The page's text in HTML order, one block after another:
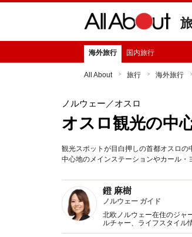
海外旅行 国内旅行
All About 旅行 海外旅行
ノルウェー ／オスロ
オスロ観光の中
観光スポットが目白押しの首都オスロの
中心地のメインステーションやカール・
鐙 麻樹
ノルウェー ガイド
北欧ノルウェー在住のジャ
ルチャー、ライフスタイル
ヶ国語の海外ニュース翻訳